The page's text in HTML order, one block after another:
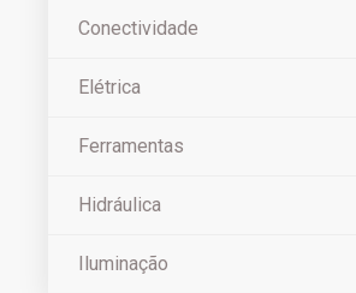
Conectividade
Elétrica
Ferramentas
Hidráulica
Iluminação